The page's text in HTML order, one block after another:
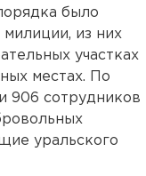
было
милиции, из них
участках
местах. По
906 сотрудников
уральского